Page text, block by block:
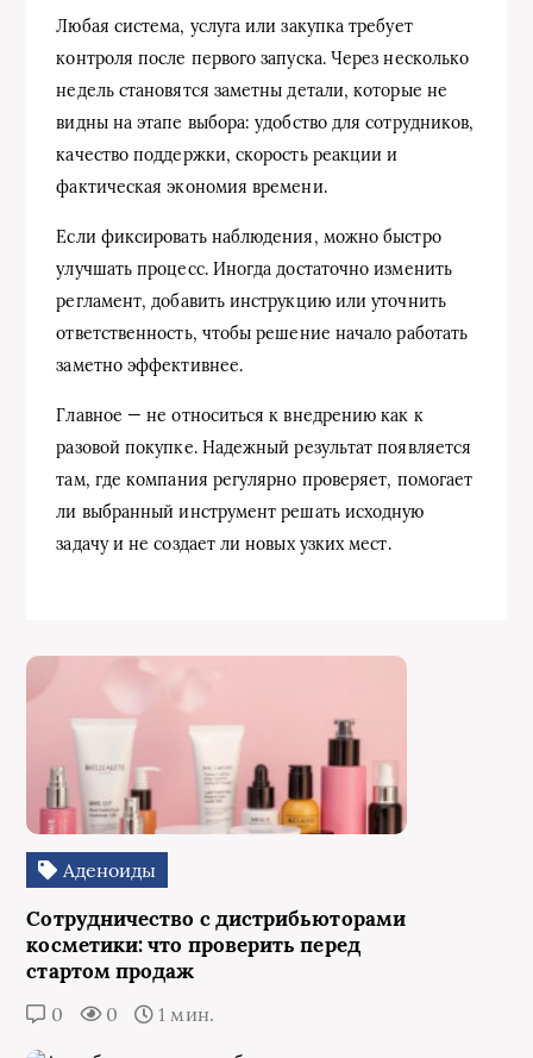
Любая система, услуга или закупка требует
контроля после первого запуска. Через несколько
недель становятся заметны детали, которые не
видны на этапе выбора: удобство для сотрудников,
качество поддержки, скорость реакции и
фактическая экономия времени.
Если фиксировать наблюдения, можно быстро
улучшать процесс. Иногда достаточно изменить
регламент, добавить инструкцию или уточнить
ответственность, чтобы решение начало работать
заметно эффективнее.
Главное — не относиться к внедрению как к
разовой покупке. Надежный результат появляется
там, где компания регулярно проверяет, помогает
ли выбранный инструмент решать исходную
задачу и не создает ли новых узких мест.
Аденоиды
Сотрудничество с дистрибьюторами
косметики: что проверить перед
стартом продаж
0 0 1 мин.